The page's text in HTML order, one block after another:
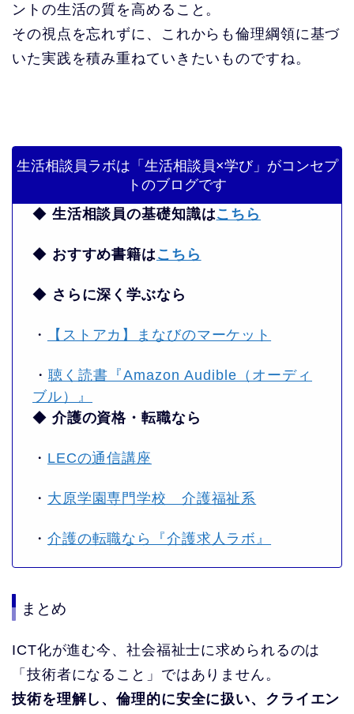
ントの生活の質を高めること。
その視点を忘れずに、これからも倫理綱領に基づ
いた実践を積み重ねていきたいものですね。
生活相談員ラボは「生活相談員×学び」がコンセプ
トのブログです
◆ 生活相談員の基礎知識はこちら
◆ おすすめ書籍は こちら
◆ さらに深く学ぶなら
・ 【ストアカ】まなびのマーケット
・ 聴く読書『Amazon Audible（オーディ
ブル）』
◆ 介護の資格・転職なら
・ LECの通信講座
・ 大原学園専門学校 介護福祉系
・ 介護の転職なら『介護求人ラボ』
まとめ
ICT化が進む今、社会福祉士に求められるのは
「技術者になること」ではありません。
技術を理解し、倫理的に安全に扱い、クライエン